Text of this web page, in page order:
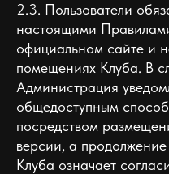
2.3. Пользователи
настоящими
официальном сайте и
помещениях Клуба. В
Администрация
общедоступным
посредством
версии, а продолжение
Клуба означает